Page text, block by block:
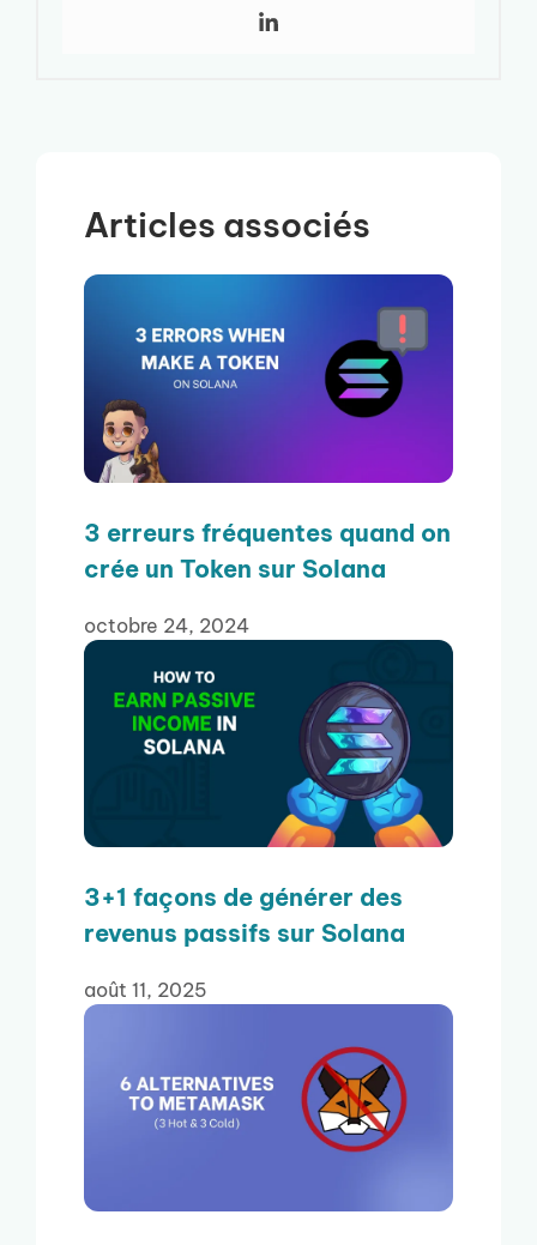
Articles associés
3 erreurs fréquentes quand on
crée un Token sur Solana
octobre 24, 2024
3+1 façons de générer des
revenus passifs sur Solana
août 11, 2025